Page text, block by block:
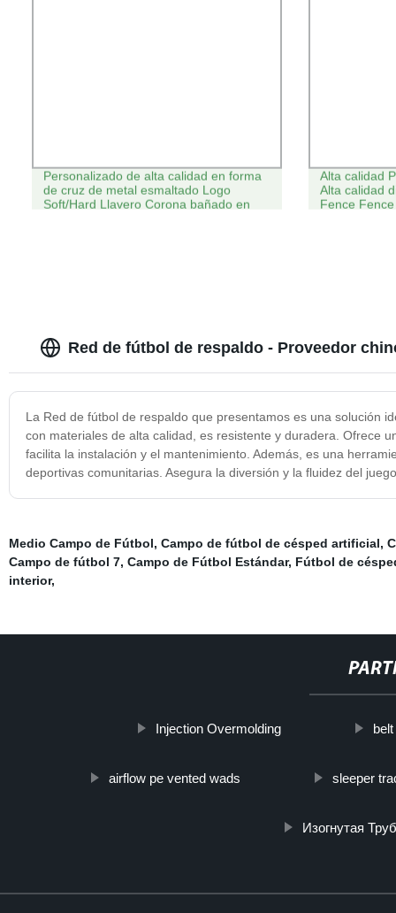
Personalizado de alta calidad en forma
de cruz de metal esmaltado Logo
Soft/Hard Llavero Corona bañado en
Alta calidad
Alta calidad
Fence
Red de fútbol de respaldo - Proveedor
La Red de fútbol de respaldo que presentamos es una solución
con materiales de alta calidad, es resistente y duradera. Ofrece
facilita la instalación y el mantenimiento. Además, es una
deportivas comunitarias. Asegura la diversión y la fluidez del
Medio Campo de Fútbol, Campo de fútbol de césped artificial,
Campo de fútbol 7, Campo de Fútbol Estándar, Fútbol de
interior,
Injection Overmolding
airflow pe vented wads sleeper
Изогнутая